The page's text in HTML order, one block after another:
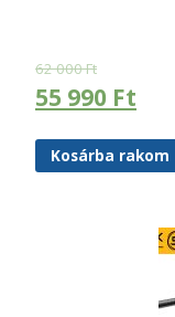
62 000Ft
55 990 Ft
Kosárba rakom